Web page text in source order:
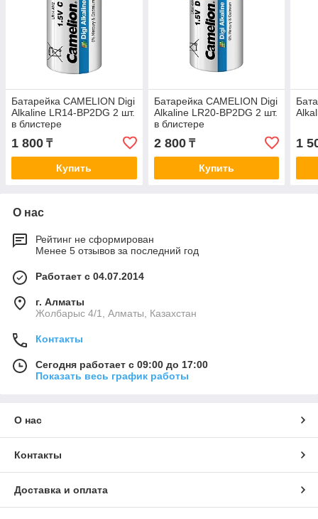
Батарейка CAMELION Digi
Alkaline LR14-BP2DG 2 шт.
в блистере
1 800 ₸
Купить
Батарейка CAMELION Digi
Alkaline LR20-BP2DG 2 шт.
в блистере
2 800₸
Купить
1
О нас
Рейтинг не сформирован
Менее 5 отзывов за последний год
Работает с 04.07.2014
г. Алматы
Жолбарыс 4/1, Алматы, Казахстан
Контакты
Сегодня работает с 09:00 до 17:00
Показать весь график работы
О нас
Контакты
Доставка и оплата